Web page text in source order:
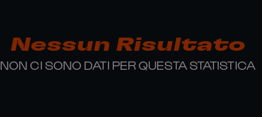
Nessun Risultato
NON CI SONO DATI PER QUESTA STATISTICA